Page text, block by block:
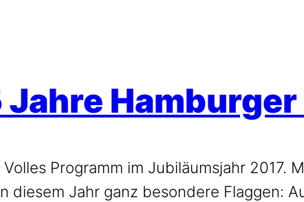
Programm im Jubiläumsjahr 2017.
Jahr ganz besondere Flaggen: